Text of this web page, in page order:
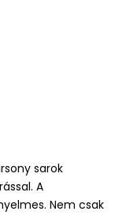
sarok
A
Nem csak